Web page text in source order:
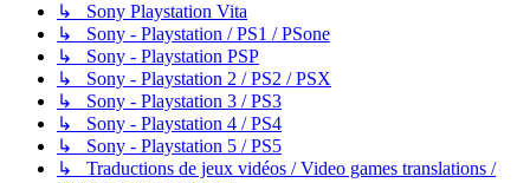
↳ Sony Playstation Vita
↳ Sony - Playstation / PS1 / PSone
↳ Sony - Playstation PSP
↳ Sony - Playstation 2 / PS2 / PSX
↳ Sony - Playstation 3 / PS3
↳ Sony - Playstation 4 / PS4
↳ Sony - Playstation 5 / PS5
↳ Traductions de jeux vidéos / Video games translations /